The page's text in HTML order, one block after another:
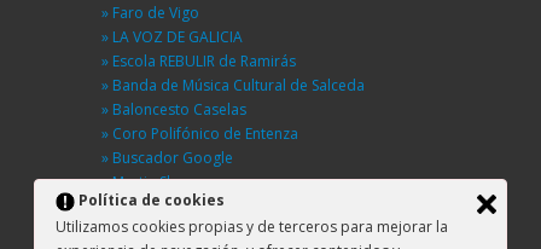
» Faro de Vigo
» LA VOZ DE GALICIA
» Escola REBULIR de Ramirás
» Banda de Música Cultural de Salceda
» Baloncesto Caselas
» Coro Polifónico de Entenza
» Buscador Google
» Martin Sheen
» BUSCA UNHA RÚA
» DGT
Política de cookies
Utilizamos cookies propias y de terceros para mejorar la